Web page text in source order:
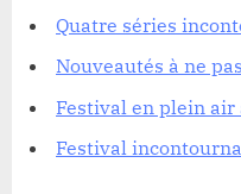
Quatre séries
Nouveautés à ne
Festival en plein air
Festival